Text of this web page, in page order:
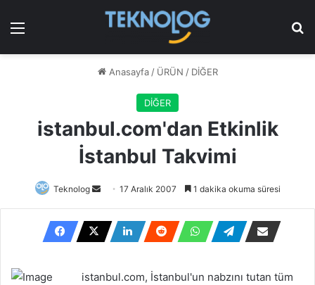
Menü
Anasayfa / ÜRÜN / DİĞER
DİĞER
istanbul.com'dan Etkinlik
İstanbul Takvimi
Teknolog
Bir
posta
göndermek
17 Aralık 2007 1 dakika okuma süresi
istanbul.com, İstanbul'un nabzını tutan tüm